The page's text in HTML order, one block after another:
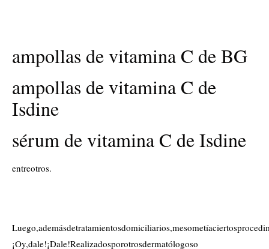
ampollas de vitamina C de BG
ampollas de vitamina C de
Isdine
sérum de vitamina C de Isdine
entreotros.
¡Oy,dale!¡Dale!Realizadosporotrosdermatólogoso